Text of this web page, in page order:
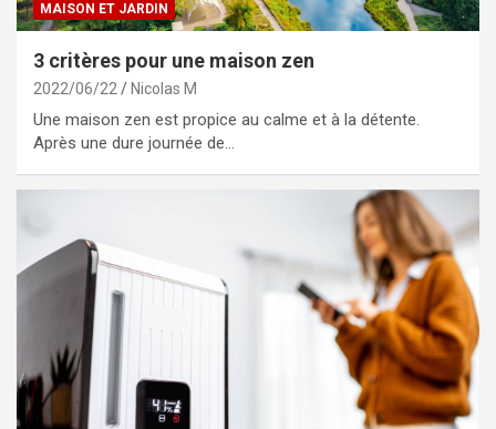
MAISON ET JARDIN
3 critères pour une maison zen
2022/06/22 Nicolas M
Une maison zen est propice au calme et à la détente.
Après une dure journée de…